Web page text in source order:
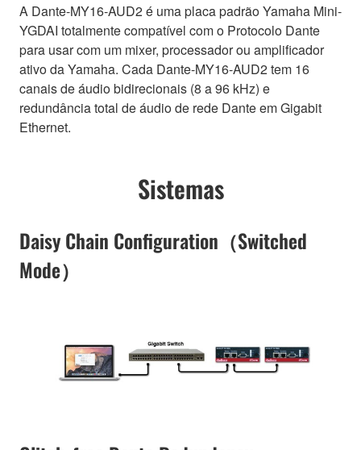
A Dante-MY16-AUD2 é uma placa padrão Yamaha Mini-
YGDAI totalmente compatível com o Protocolo Dante
para usar com um mixer, processador ou amplificador
ativo da Yamaha. Cada Dante-MY16-AUD2 tem 16
canais de áudio bidirecionais (8 a 96 kHz) e
redundância total de áudio de rede Dante em Gigabit
Ethernet.
Sistemas
Daisy Chain Configuration（Switched
Mode）